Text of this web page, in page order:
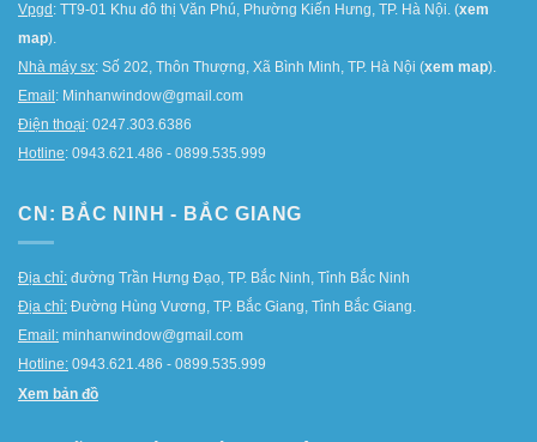
Vpgd : TT9-01 Khu đô thị Văn Phú, Phường Kiến Hưng, TP. Hà Nội. (xem
map).
Nhà máy sx: Số 202, Thôn Thượng, Xã Bình Minh, TP. Hà Nội (xem map).
Email : Minhanwindow@gmail.com
Điện thoại: 0247.303.6386
Hotline: 0943.621.486 - 0899.535.999
CN: BẮC NINH - BẮC GIANG
Địa chỉ: đường Trần Hưng Đạo, TP. Bắc Ninh, Tỉnh Bắc Ninh
Địa chỉ: Đường Hùng Vương, TP. Bắc Giang, Tỉnh Bắc Giang.
Email: minhanwindow@gmail.com
Hotline: 0943.621.486 - 0899.535.999
Xem bản đồ